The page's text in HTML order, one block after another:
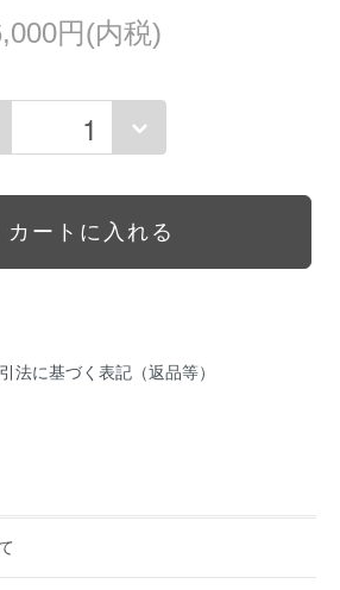
円(内税)
カートに入れる
法に基づく表記（返品等）